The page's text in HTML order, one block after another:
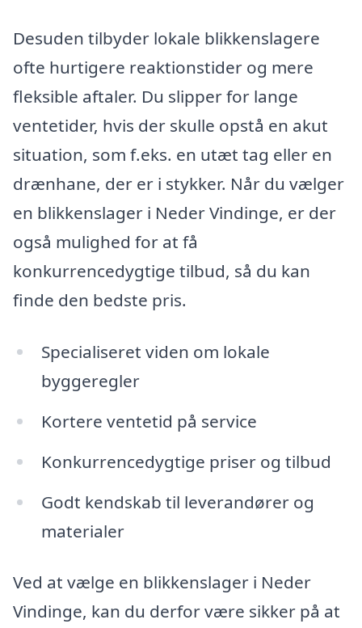
Desuden tilbyder lokale blikkenslagere
ofte hurtigere reaktionstider og mere
fleksible aftaler. Du slipper for lange
ventetider, hvis der skulle opstå en akut
situation, som f.eks. en utæt tag eller en
drænhane, der er i stykker. Når du vælger
en blikkenslager i Neder Vindinge, er der
også mulighed for at få
konkurrencedygtige tilbud, så du kan
finde den bedste pris.
Specialiseret viden om lokale
byggeregler
Kortere ventetid på service
Konkurrencedygtige priser og tilbud
Godt kendskab til leverandører og
materialer
Ved at vælge en blikkenslager i Neder
Vindinge, kan du derfor være sikker på at